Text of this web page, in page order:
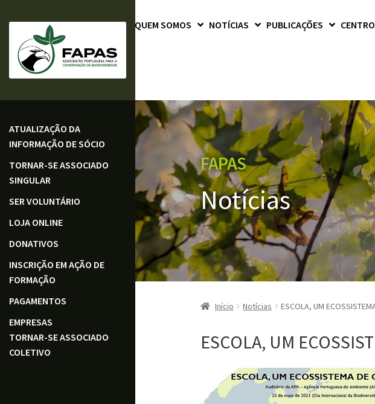
QUEM SOMOS NOTÍCIAS PUBLICAÇÕES
ATUALIZAÇÃO DA
INFORMAÇÃO DE SÓCIO
TORNAR-SE ASSOCIADO
SINGULAR
SER VOLUNTÁRIO
LOJA ONLINE
DONATIVOS
INSCRIÇÃO EM AÇÃO DE
FORMAÇÃO
PAGAMENTOS
EMPRESAS
TORNAR-SE ASSOCIADO
COLETIVO
FAPAS
Notícias
Início Notícias ESCOLA, UM
ESCOLA, UM